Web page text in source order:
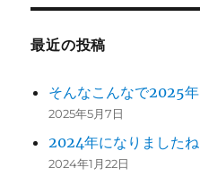
最近の投稿
そんなこんなで2025年
2025年5月7日
2024年になりましたね
2024年1月22日